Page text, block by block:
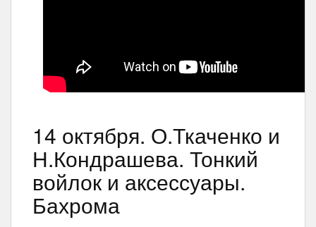
14 октября. О.Ткаченко и
Н.Кондрашева. Тонкий
войлок и аксессуары.
Бахрома